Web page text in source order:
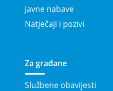
Javne nabave
Natječaji i pozivi
Za građane
Službene obavijesti